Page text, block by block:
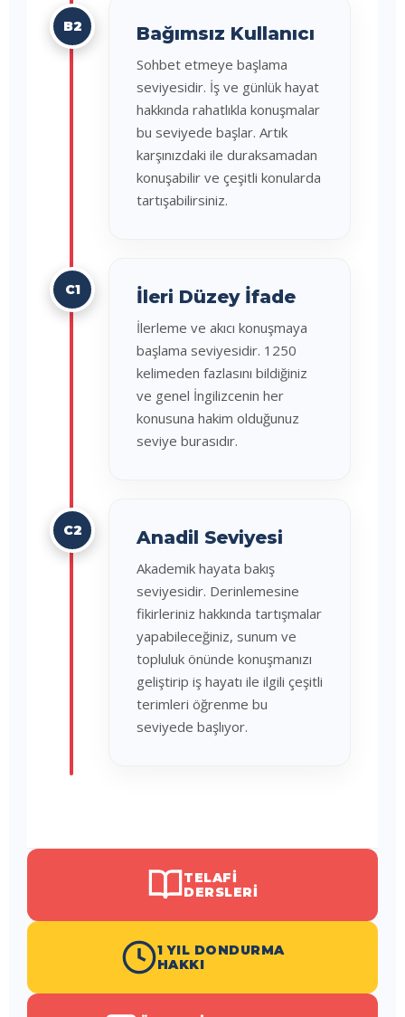
B2 Bağımsız Kullanıcı
Sohbet etmeye başlama
seviyesidir. İş ve günlük hayat
hakkında rahatlıkla konuşmalar
bu seviyede başlar. Artık
karşınızdaki ile duraksamadan
konuşabilir ve çeşitli konularda
tartışabilirsiniz.
C1 İleri Düzey İfade
İlerleme ve akıcı konuşmaya
başlama seviyesidir. 1250
kelimeden fazlasını bildiğiniz
ve genel İngilizcenin her
konusuna hakim olduğunuz
seviye burasıdır.
C2 Anadil Seviyesi
Akademik hayata bakış
seviyesidir. Derinlemesine
fikirleriniz hakkında tartışmalar
yapabileceğiniz, sunum ve
topluluk önünde konuşmanızı
geliştirip iş hayatı ile ilgili çeşitli
terimleri öğrenme bu
seviyede başlıyor.
TELAFI
DERSLERI
1 YIL DONDURMA
HAKKI